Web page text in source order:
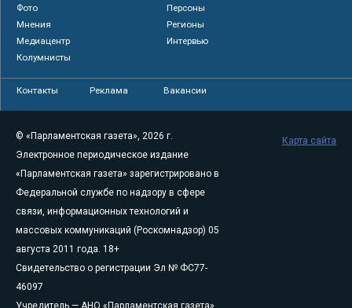
Фото
Персоны
Мнения
Регионы
Медиацентр
Интервью
Колумнисты
Контакты Реклама Вакансии
© «Парламентская газета», 2026 г.
Электронное периодическое издание
«Парламентская газета» зарегистрировано в
Федеральной службе по надзору в сфере
связи, информационных технологий и
массовых коммуникаций (Роскомнадзор) 05
августа 2011 года. 18+
Свидетельство о регистрации Эл № ФС77-
46097
Учредитель — АНО «Парламентская газета»
Карта сайта